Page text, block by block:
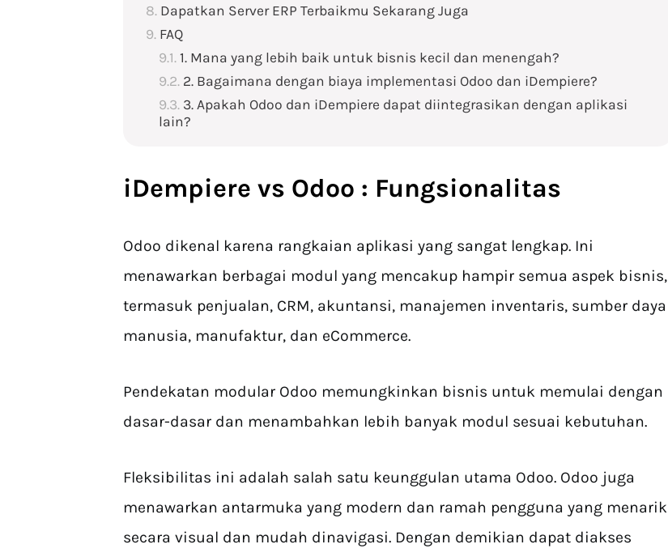
Dapatkan Server ERP Terbaikmu Sekarang Juga
FAQ
1. Mana yang lebih baik untuk bisnis kecil dan menengah?
2. Bagaimana dengan biaya implementasi Odoo dan iDempiere?
3. Apakah Odoo dan iDempiere dapat diintegrasikan dengan aplikasi
lain?
iDempiere vs Odoo : Fungsionalitas
Odoo dikenal karena rangkaian aplikasi yang sangat lengkap. Ini
menawarkan berbagai modul yang mencakup hampir semua aspek bisnis,
termasuk penjualan, CRM, akuntansi, manajemen inventaris, sumber daya
manusia, manufaktur, dan eCommerce.
Pendekatan modular Odoo memungkinkan bisnis untuk memulai dengan
dasar-dasar dan menambahkan lebih banyak modul sesuai kebutuhan.
Fleksibilitas ini adalah salah satu keunggulan utama Odoo. Odoo juga
menawarkan antarmuka yang modern dan ramah pengguna yang menarik
secara visual dan mudah dinavigasi. Dengan demikian dapat diakses